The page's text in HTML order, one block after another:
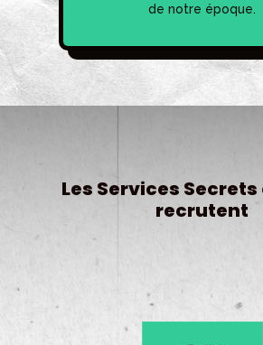
de notre époque.
Les Services
recrutent